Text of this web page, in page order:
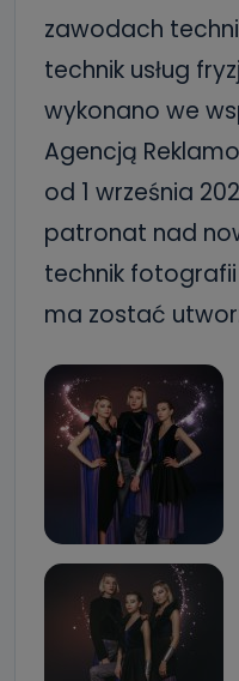
zawodach
technik usług
wykonano we
Agencją
od 1 września
patronat nad
technik
ma zostać